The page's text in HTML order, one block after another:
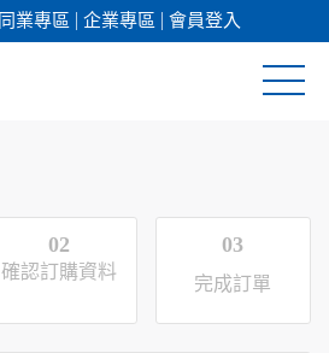
同業專區 企業專區 會員登入
02
確認訂購資料
03
完成訂單